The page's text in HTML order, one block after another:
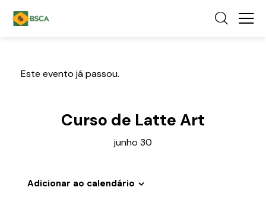
Este evento já passou.
Curso de Latte Art
junho 30
Adicionar ao calendário